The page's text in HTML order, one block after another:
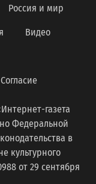
Россия и мир
Видео
Согласие
газета
Федеральной
в
культурного
от 29 сентября